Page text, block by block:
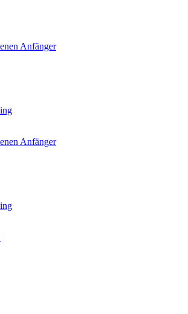
Anfänger
Anfänger